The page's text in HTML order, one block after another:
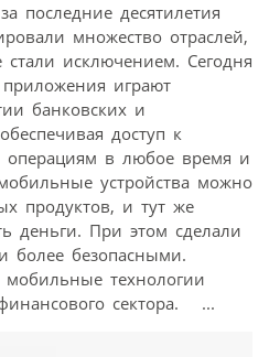
последние десятилетия
множество отраслей,
исключением. Сегодня
играют
банковских и
доступ к
в любое время и
устройства можно
продуктов, и тут же
деньги. При этом сделали
более безопасными.
технологии
сектора. ...